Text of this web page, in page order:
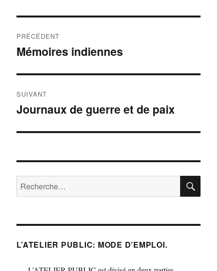
de
PRÉCÉDENT
Publication
Mémoires indiennes
SUIVANT
Publication
Journaux de guerre et de paix
Recherche
pour :
L’ATELIER PUBLIC: MODE D’EMPLOI.